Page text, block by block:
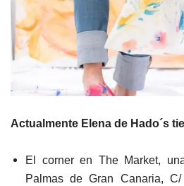
Actualmente Elena de Hado´s
El corner en The Market,
Palmas de Gran Canaria,